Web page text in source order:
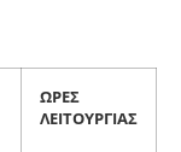
ΩΡΕΣ
ΛΕΙΤΟΥΡΓΙΑΣ